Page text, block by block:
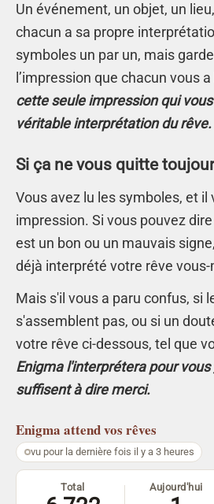
Un événement, un objet, un
chacun a sa propre
symboles un par un, mais
l’impression que chacun vous
cette seule impression qui
véritable interprétation du rêve.
Si ça ne vous quitte
Vous avez lu les symboles, et il
impression. Si vous pouvez
est un bon ou un mauvais
déjà interprété votre rêve vous-
Mais s'il vous a paru confus, si
s'assemblent pas, ou si un
votre rêve ci-dessous, tel que
Enigma l'interprétera pour vous
suffisent à dire merci.
Enigma attend vos rêves
vu pour la dernière fois il y a 3 heures
Total Aujourd'hui